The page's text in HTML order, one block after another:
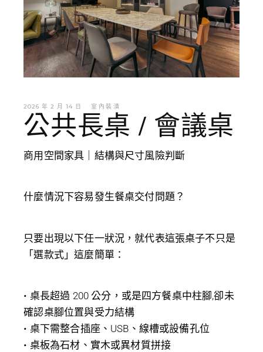
2026 年 2 月 14 日 室內裝潢
公共長桌 / 會議桌
商用空間家具｜結構與尺寸風險判斷
什麼情況下容易發生餐桌交付問題？
只要出現以下任一狀況，就代表這張桌子不只是
「選款式」這麼簡單：
• 桌長超過 200 公分，或是四方餐桌中柱腳,卻未
確認桌腳位置與受力結構
• 桌下需整合插座、USB、線槽或設備孔位
• 桌板為石材、實木或異材質拼接